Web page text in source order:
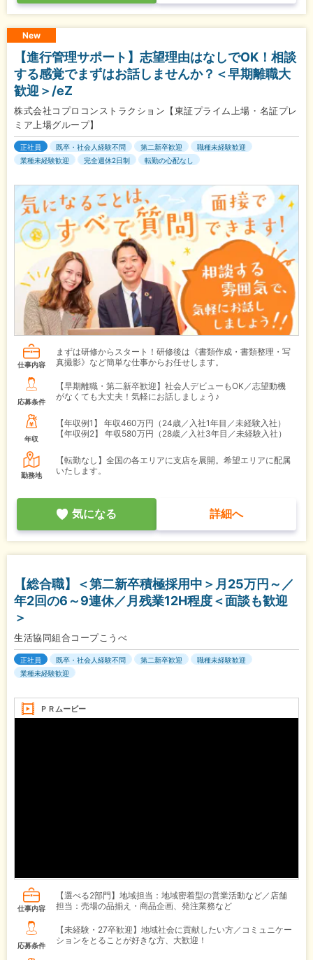
New
【進行管理サポート】志望理由はなしでOK！相談
する感覚でまずはお話しませんか？＜早期離職大
歓迎＞/eZ
株式会社コプロコンストラクション【東証プライム上場・名証プレ
ミア上場グループ】
正社員 既卒・社会人経験不問 第二新卒歓迎
職種未経験歓迎
業種未経験歓迎
完全週休2日制 転勤の心配なし
仕事内容
まずは研修からスタート！研修後は《書類作成・書類整理・写
真撮影》など簡単な仕事からお任せします。
応募条件
【早期離職・第二新卒歓迎】社会人デビューもOK／志望動機
がなくても大丈夫！気軽にお話しましょう♪
年収
【年収例1】
年収460万円（24歳／入社1年目／未経験入社）
【年収例2】
年収580万円（28歳／入社3年目／未経験入社）
勤務地
【転勤なし】全国の各エリアに支店を展開。希望エリアに配属
いたします。
気になる 詳細へ
【総合職】＜第二新卒積極採用中＞月25万円～／
年2回の6～9連休／月残業12H程度＜面談も歓迎
＞
生活協同組合コープこうべ
正社員 既卒・社会人経験不問 第二新卒歓迎
職種未経験歓迎
業種未経験歓迎
ＰＲムービー
仕事内容
【選べる2部門】地域担当：地域密着型の営業活動など／店舗
担当：売場の品揃え・商品企画、発注業務など
応募条件
【未経験・27卒歓迎】地域社会に貢献したい方／コミュニケー
ションをとることが好きな方、大歓迎！